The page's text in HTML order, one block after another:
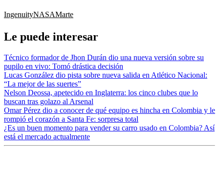
IngenuityNASAMarte
Le puede interesar
Técnico formador de Jhon Durán dio una nueva versión sobre su
pupilo en vivo: Tomó drástica decisión
Lucas González dio pista sobre nueva salida en Atlético Nacional:
“La mejor de las suertes”
Nelson Deossa, apetecido en Inglaterra: los cinco clubes que lo
buscan tras golazo al Arsenal
Omar Pérez dio a conocer de qué equipo es hincha en Colombia y le
rompió el corazón a Santa Fe: sorpresa total
¿Es un buen momento para vender su carro usado en Colombia? Así
está el mercado actualmente